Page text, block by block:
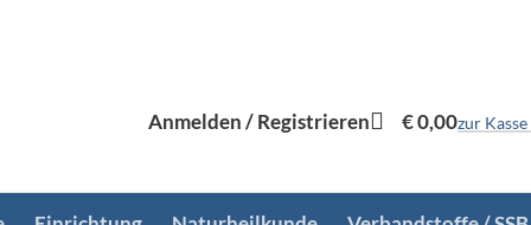
Anmelden / Registrieren €0,00zur Kasse